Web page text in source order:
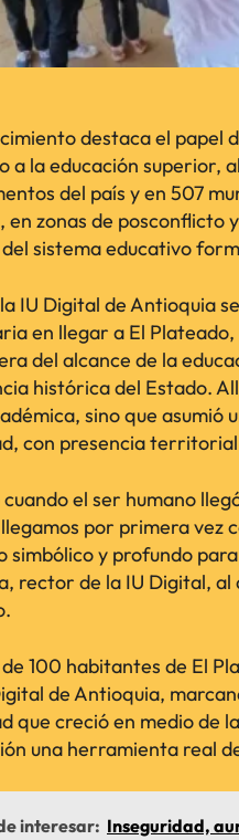
destaca el papel
a la educación superior,
del país y en 507
en zonas de posconflicto
sistema educativo
IU Digital de Antioquia
en llegar a El
del alcance de la
histórica del Estado.
sino que asumió
con presencia
cuando el ser humano
por primera vez
simbólico y profundo
rector de la IU Digital,
100 habitantes de El
de Antioquia,
que creció en medio de
una herramienta real
interesar: Inseguridad,